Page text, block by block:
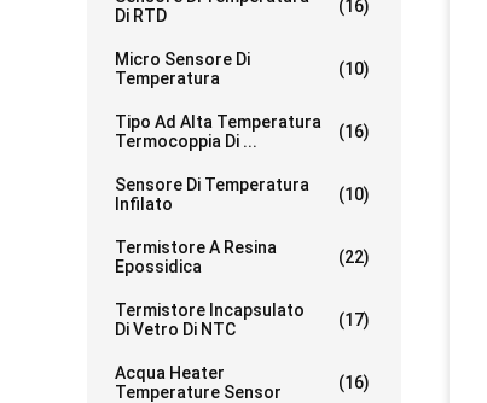
Di RTD
(16)
Micro Sensore Di
Temperatura
(10)
Tipo Ad Alta Temperatura
Termocoppia Di ...
(16)
Sensore Di Temperatura
Infilato
(10)
Termistore A Resina
Epossidica
(22)
Termistore Incapsulato
Di Vetro Di NTC
(17)
Acqua Heater
Temperature Sensor
(16)